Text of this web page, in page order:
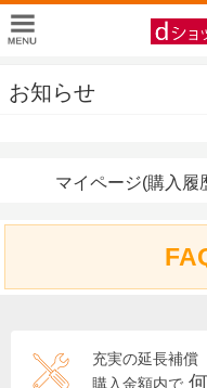
お知らせ
マイページ(購入履
充実の延長補償
購入金額内で